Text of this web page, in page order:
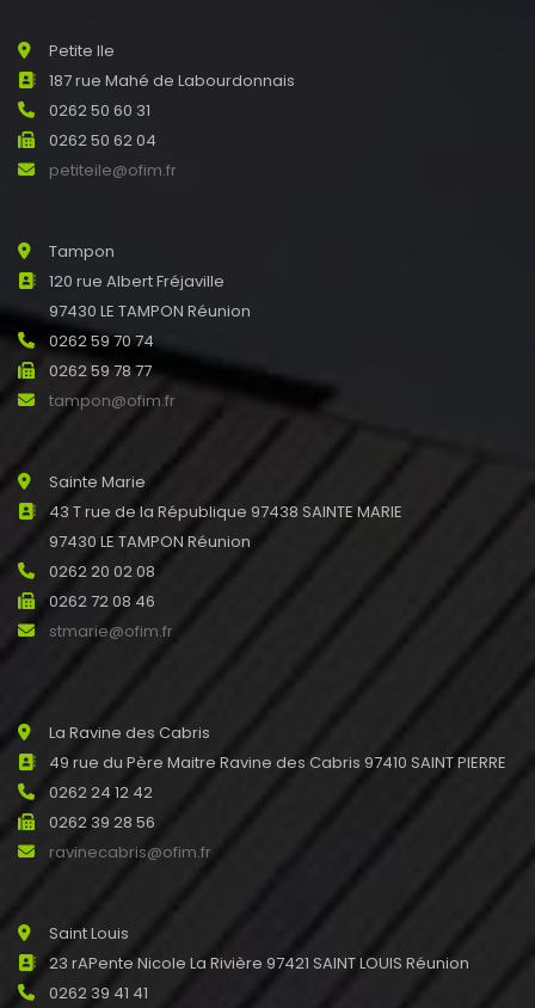
Petite Ile
187 rue Mahé de Labourdonnais
0262 50 60 31
0262 50 62 04
petiteile@ofim.fr
Tampon
120 rue Albert Fréjaville
97430 LE TAMPON Réunion
0262 59 70 74
0262 59 78 77
tampon@ofim.fr
Sainte Marie
43 T rue de la République 97438 SAINTE MARIE
97430 LE TAMPON Réunion
0262 20 02 08
0262 72 08 46
stmarie@ofim.fr
La Ravine des Cabris
49 rue du Père Maitre Ravine des Cabris 97410 SAINT PIERRE
0262 24 12 42
0262 39 28 56
ravinecabris@ofim.fr
Saint Louis
23 rAPente Nicole La Rivière 97421 SAINT LOUIS Réunion
0262 39 41 41